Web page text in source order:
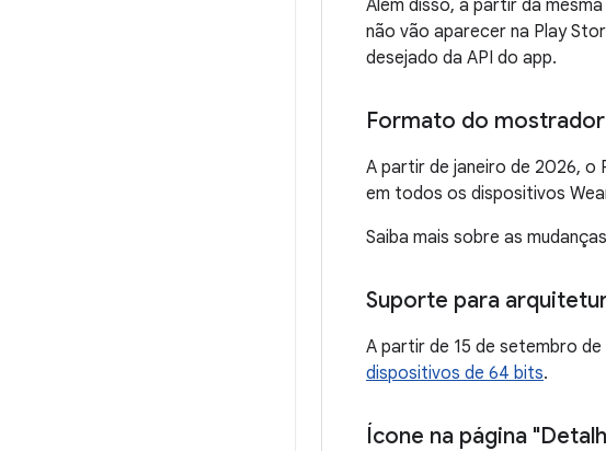
Além disso, a partir da
não vão aparecer na Play
desejado da API do app.
Formato do
A partir de janeiro de 2026,
em todos os dispositivos
Saiba mais sobre as
Suporte para
A partir de 15 de setembro
dispositivos de 64 bits.
Ícone na página